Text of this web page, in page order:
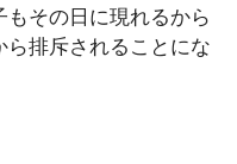
その日に現れるから
排斥されることにな